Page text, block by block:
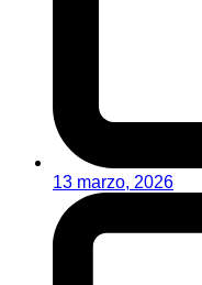
13 marzo, 2026